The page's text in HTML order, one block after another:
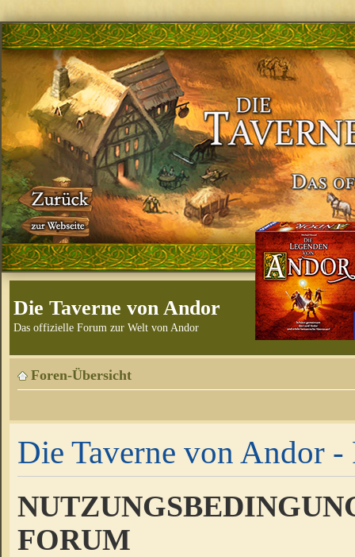
Die Taverne von Andor
Das offizielle Forum zur Welt von Andor
Foren-Übersicht
Die Taverne von Andor -
FORUM